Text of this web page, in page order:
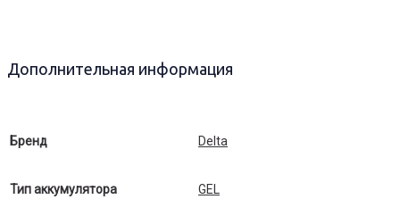
Дополнительная информация
Бренд Delta
Тип аккумулятора GEL